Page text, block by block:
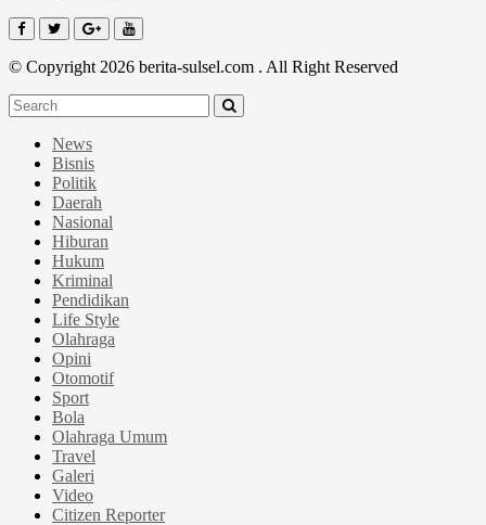
© Copyright 2026 berita-sulsel.com . All Right Reserved
News
Bisnis
Politik
Daerah
Nasional
Hiburan
Hukum
Kriminal
Pendidikan
Life Style
Olahraga
Opini
Otomotif
Sport
Bola
Olahraga Umum
Travel
Galeri
Video
Citizen Reporter